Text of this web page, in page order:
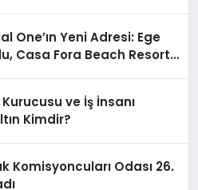
One’ın Yeni Adresi: Ege
Casa Fora Beach Resort
ve İş İnsanı
Kimdir?
Komisyoncuları Odası 26.